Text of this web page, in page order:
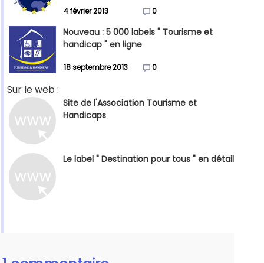
4 février 2013 0
Nouveau : 5 000 labels " Tourisme et
handicap " en ligne
18 septembre 2013 0
Sur le web :
Site de l'Association Tourisme et
Handicaps
Le label " Destination pour tous " en détail